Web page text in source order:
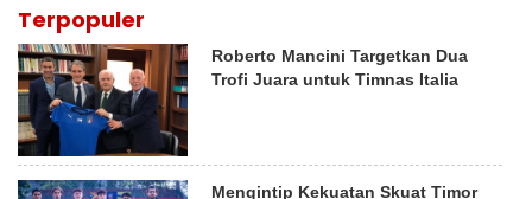
Terpopuler
Roberto Mancini Targetkan Dua
Trofi Juara untuk Timnas Italia
Mengintip Kekuatan Skuat Timor